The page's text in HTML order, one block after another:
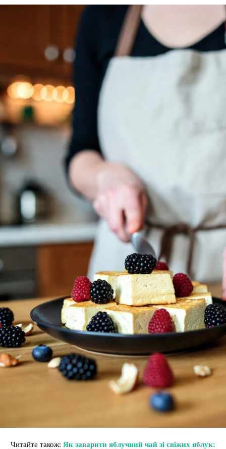
Читайте також: Як заварити яблучний чай зі свіжих яблук: